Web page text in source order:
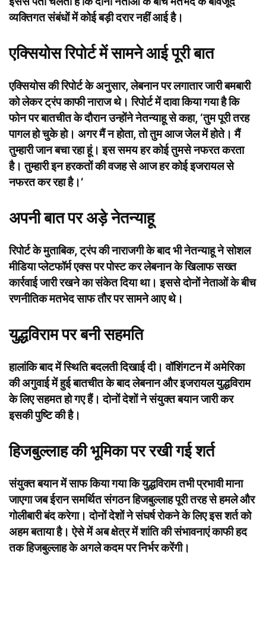
व्यक्तिगत संबंधों में कोई बड़ी दरार नहीं आई है।
एक्सियोस रिपोर्ट में सामने आई पूरी बात
एक्सियोस की रिपोर्ट के अनुसार, लेबनान पर लगातार जारी बमबारी
को लेकर ट्रंप काफी नाराज थे। रिपोर्ट में दावा किया गया है कि
फोन पर बातचीत के दौरान उन्होंने नेतन्याहू से कहा, ‘तुम पूरी तरह
पागल हो चुके हो। अगर मैं न होता, तो तुम आज जेल में होते। मैं
तुम्हारी जान बचा रहा हूं। इस समय हर कोई तुमसे नफरत करता
है। तुम्हारी इन हरकतों की वजह से आज हर कोई इजरायल से
नफरत कर रहा है।’
अपनी बात पर अड़े नेतन्याहू
रिपोर्ट के मुताबिक, ट्रंप की नाराजगी के बाद भी नेतन्याहू ने सोशल
मीडिया प्लेटफॉर्म एक्स पर पोस्ट कर लेबनान के खिलाफ सख्त
कार्रवाई जारी रखने का संकेत दिया था। इससे दोनों नेताओं के बीच
रणनीतिक मतभेद साफ तौर पर सामने आए थे।
युद्धविराम पर बनी सहमति
हालांकि बाद में स्थिति बदलती दिखाई दी। वॉशिंगटन में अमेरिका
की अगुवाई में हुई बातचीत के बाद लेबनान और इजरायल युद्धविराम
के लिए सहमत हो गए हैं। दोनों देशों ने संयुक्त बयान जारी कर
इसकी पुष्टि की है।
हिजबुल्लाह की भूमिका पर रखी गई शर्त
संयुक्त बयान में साफ किया गया कि युद्धविराम तभी प्रभावी माना
जाएगा जब ईरान समर्थित संगठन हिजबुल्लाह पूरी तरह से हमले और
गोलीबारी बंद करेगा। दोनों देशों ने संघर्ष रोकने के लिए इस शर्त को
अहम बताया है। ऐसे में अब क्षेत्र में शांति की संभावनाएं काफी हद
तक हिजबुल्लाह के अगले कदम पर निर्भर करेंगी।